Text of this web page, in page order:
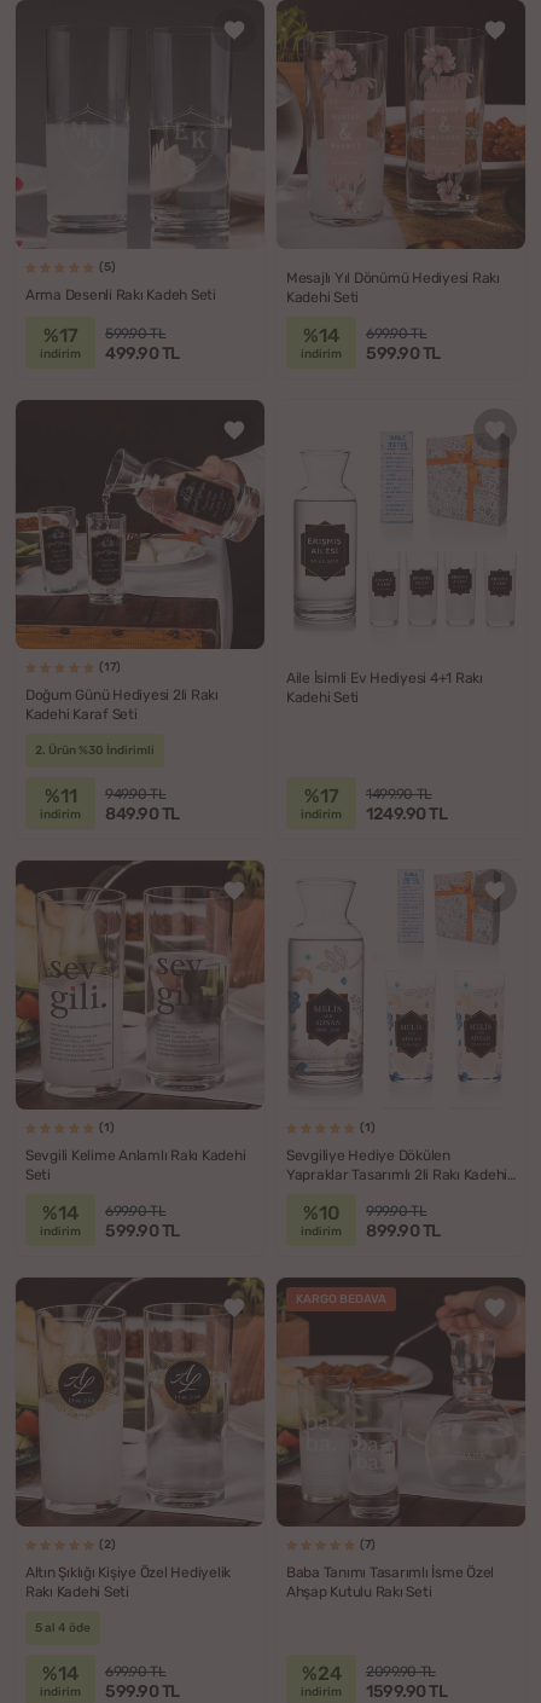
(5)
Arma Desenli Rakı Kadeh Seti
%17
indirim
599.90 TL
499.90 TL
Mesajlı Yıl Dönümü Hediyesi Rakı
Kadehi Seti
%14
indirim
699.90 TL
599.90 TL
(17)
Doğum Günü Hediyesi 2li Rakı
Kadehi Karaf Seti
2. Ürün %30 İndirimli
%11
indirim
949.90 TL
849.90 TL
Aile İsimli Ev Hediyesi 4+1 Rakı
Kadehi Seti
%17
indirim
1499.90 TL
1249.90 TL
(1)
Sevgili Kelime Anlamlı Rakı Kadehi
Seti
%14
indirim
699.90 TL
599.90 TL
(1)
Sevgiliye Hediye Dökülen
Yapraklar Tasarımlı 2li Rakı Kadehi
%10
indirim
999.90 TL
899.90 TL
(2)
Altın Şıklığı Kişiye Özel Hediyelik
Rakı Kadehi Seti
5 al 4 öde
%14
indirim
699.90 TL
599.90 TL
KARGO BEDAVA
(7)
Baba Tanımı Tasarımlı İsme Özel
Ahşap Kutulu Rakı Seti
%24
indirim
2099.90 TL
1599.90 TL